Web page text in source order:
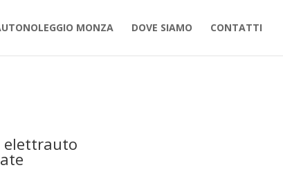
MONZA DOVE SIAMO CONTATTI
elettrauto